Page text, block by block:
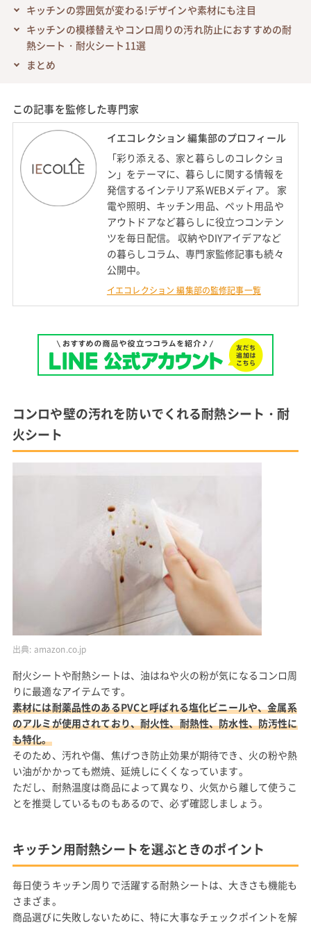
キッチンの雰囲気が変わる!デザインや素材にも注目
キッチンの模様替えやコンロ周りの汚れ防止におすすめの耐
熱シート・耐火シート11選
まとめ
この記事を監修した専門家
イエコレクション 編集部のプロフィール
「彩り添える、家と暮らしのコレクショ
ン」をテーマに、暮らしに関する情報を
発信するインテリア系WEBメディア。 家
電や照明、キッチン用品、ペット用品や
アウトドアなど暮らしに役立つコンテン
ツを毎日配信。 収納やDIYアイデアなど
の暮らしコラム、専門家監修記事も続々
公開中。
イエコレクション 編集部の監修記事一覧
コンロや壁の汚れを防いでくれる耐熱シート・耐
火シート
出典: amazon.co.jp
耐火シートや耐熱シートは、油はねや火の粉が気になるコンロ周
りに最適なアイテムです。
素材には耐薬品性のあるPVCと呼ばれる塩化ビニールや、金属系
のアルミが使用されており、耐火性、耐熱性、防水性、防汚性に
も特化。
そのため、汚れや傷、焦げつき防止効果が期待でき、火の粉や熱
い油がかかっても燃焼、延焼しにくくなっています。
ただし、耐熱温度は商品によって異なり、火気から離して使うこ
とを推奨しているものもあるので、必ず確認しましょう。
キッチン用耐熱シートを選ぶときのポイント
毎日使うキッチン周りで活躍する耐熱シートは、大きさも機能も
さまざま。
商品選びに失敗しないために、特に大事なチェックポイントを解